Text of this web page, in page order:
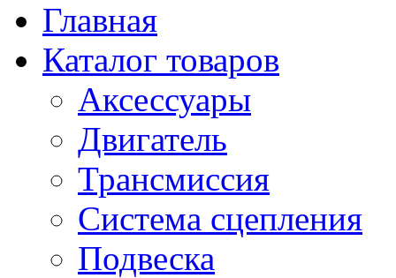
Главная
Каталог товаров
Аксессуары
Двигатель
Трансмиссия
Система сцепления
Подвеска